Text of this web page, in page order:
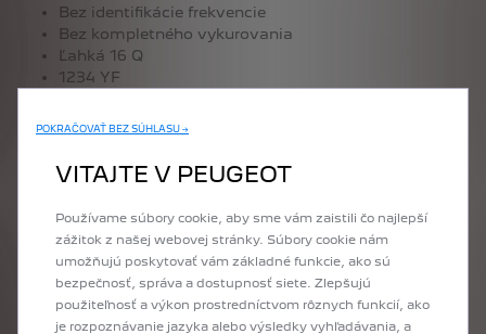
Bez identifikácie frekvencie
Bez kompletného vykurovania
Ľahká 16 Q
1234 YF
Bez emisného systému
REPARABILITE SUP
Bez zosilneného elektrického zariadenia
Bez napájacej zástrčky príslušenstva
Bez ochranného krytu
Bez klimatizácie v zadnej kabíne
Logo
Vlajkový štandard
POKRAČOVAŤ BEZ SÚHLASU →
VITAJTE V PEUGEOT
Používame súbory cookie, aby sme vám zaistili čo najlepší
zážitok z našej webovej stránky. Súbory cookie nám
umožňujú poskytovať vám základné funkcie, ako sú
bezpečnosť, správa a dostupnosť siete. Zlepšujú
použiteľnosť a výkon prostredníctvom rôznych funkcií, ako
je rozpoznávanie jazyka alebo výsledky vyhľadávania, a